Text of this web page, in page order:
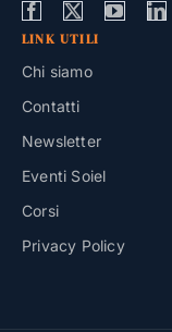
LINK UTILI
Chi siamo
Contatti
Newsletter
Eventi Soiel
Corsi
Privacy Policy